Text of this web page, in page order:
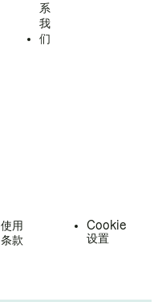
系
我
们
使用
条款
Cookie
设置